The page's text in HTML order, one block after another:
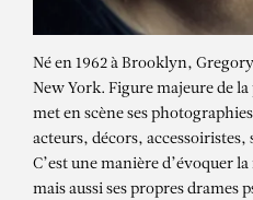
Né en 1962 à Brooklyn,
New York. Figure majeure de
met en scène ses
acteurs, décors,
C’est une manière d’évoquer
mais aussi ses propres drames